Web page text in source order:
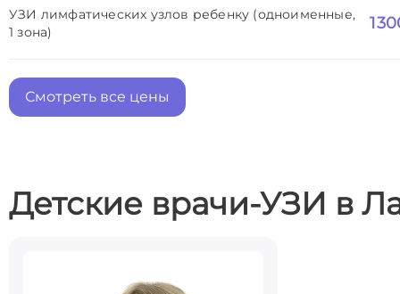
УЗИ лимфатических узлов ребенку (одноименные,
1 зона)
Смотреть все цены
Детские врачи-УЗИ в